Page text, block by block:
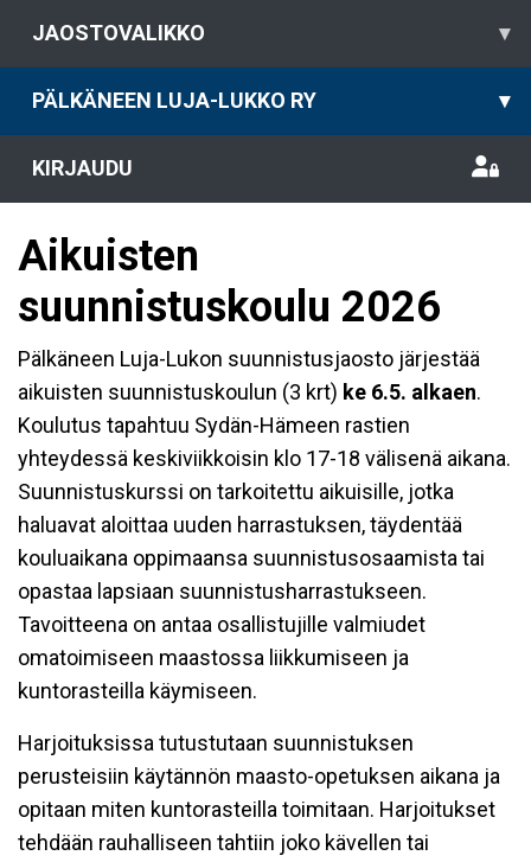
JAOSTOVALIKKO ▾
PÄLKÄNEEN LUJA-LUKKO RY ▾
KIRJAUDU
Aikuisten
suunnistuskoulu 2026
Pälkäneen Luja-Lukon suunnistusjaosto järjestää
aikuisten suunnistuskoulun (3 krt) ke 6.5. alkaen.
Koulutus tapahtuu Sydän-Hämeen rastien
yhteydessä keskiviikkoisin klo 17-18 välisenä aikana.
Suunnistuskurssi on tarkoitettu aikuisille, jotka
haluavat aloittaa uuden harrastuksen, täydentää
kouluaikana oppimaansa suunnistusosaamista tai
opastaa lapsiaan suunnistusharrastukseen.
Tavoitteena on antaa osallistujille valmiudet
omatoimiseen maastossa liikkumiseen ja
kuntorasteilla käymiseen.
Harjoituksissa tutustutaan suunnistuksen
perusteisiin käytännön maasto-opetuksen aikana ja
opitaan miten kuntorasteilla toimitaan. Harjoitukset
tehdään rauhalliseen tahtiin joko kävellen tai